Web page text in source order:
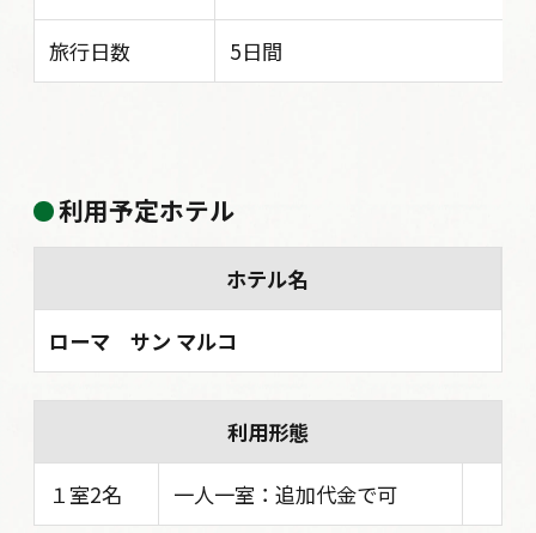
旅行日数 5日間
利用予定ホテル
ホテル名
ローマ サン マルコ
利用形態
１室2名 一人一室：追加代金で可